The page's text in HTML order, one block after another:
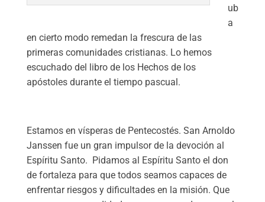
ub
a
en cierto modo remedan la frescura de las
primeras comunidades cristianas. Lo hemos
escuchado del libro de los Hechos de los
apóstoles durante el tiempo pascual.
Estamos en vísperas de Pentecostés. San Arnoldo
Janssen fue un gran impulsor de la devoción al
Espíritu Santo. Pidamos al Espíritu Santo el don
de fortaleza para que todos seamos capaces de
enfrentar riesgos y dificultades en la misión. Que